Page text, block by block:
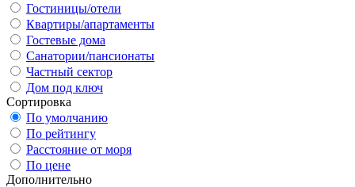
Гостиницы/отели
Квартиры/апартаменты
Гостевые дома
Санатории/пансионаты
Частный сектор
Дом под ключ
Сортировка
По умолчанию
По рейтингу
Расстояние от моря
По цене
Дополнительно